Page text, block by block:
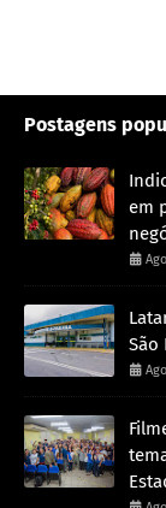
Postagens
em
São